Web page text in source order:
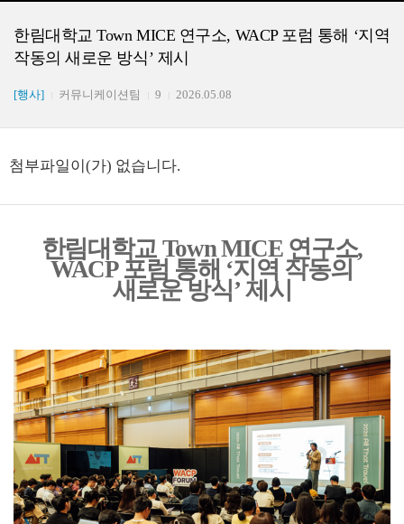
한림대학교 Town MICE 연구소, WACP 포럼 통해 ‘지역
작동의 새로운 방식’ 제시
[행사] 커뮤니케이션팀 9 2026.05.08
첨부파일이(가) 없습니다.
한림대학교 Town MICE 연구소,
WACP 포럼 통해 ‘지역 작동의
새로운 방식’ 제시